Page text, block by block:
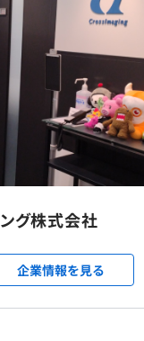
ア開発（例）
ア開発（例）
AUTOSAR"
合があります。
、神奈川県がエリア
ワーク相談可（週2
／係長（月給32万
／課長（月給40万
安の金額であり、選
。
示額を保証するものでは
グ株式会社
企業情報を見る